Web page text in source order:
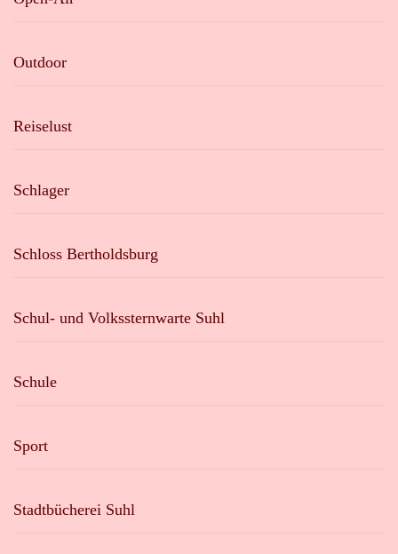
Outdoor
Reiselust
Schlager
Schloss Bertholdsburg
Schul- und Volkssternwarte Suhl
Schule
Sport
Stadtbücherei Suhl